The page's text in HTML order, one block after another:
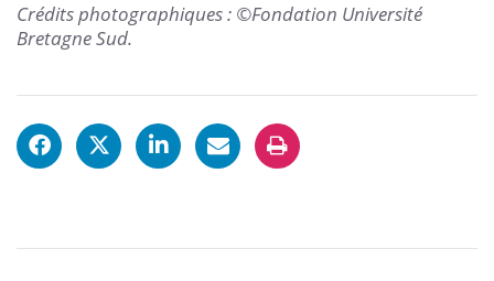
Crédits photographiques : ©Fondation Université
Bretagne Sud.